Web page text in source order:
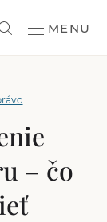
MENU
– čo